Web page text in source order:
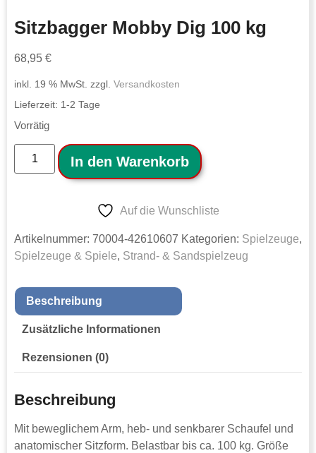
Sitzbagger Mobby Dig 100 kg
68,95 €
inkl. 19 % MwSt. zzgl. Versandkosten
Lieferzeit: 1-2 Tage
Vorrätig
In den Warenkorb
Auf die Wunschliste
Artikelnummer: 70004-42610607 Kategorien: Spielzeuge,
Spielzeuge & Spiele, Strand- & Sandspielzeug
Beschreibung
Zusätzliche Informationen
Rezensionen (0)
Beschreibung
Mit beweglichem Arm, heb- und senkbarer Schaufel und
anatomischer Sitzform. Belastbar bis ca. 100 kg. Größe